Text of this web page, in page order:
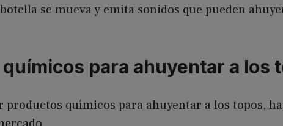
se mueva y emita sonidos que pueden
para ahuyentar a los
químicos para ahuyentar a los topos,